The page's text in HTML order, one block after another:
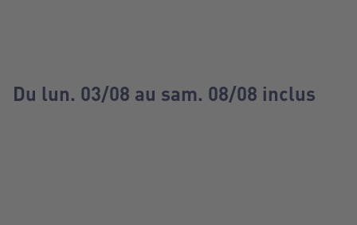
Du lun. 03/08 au sam. 08/08 inclus